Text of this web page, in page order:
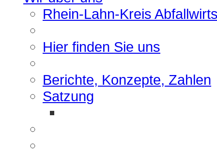
Rhein-Lahn-Kreis
Hier finden Sie uns
Berichte, Konzepte, Zahlen
Satzung